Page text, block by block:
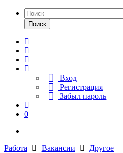
Поиск
Вход
Регистрация
Забыл пароль
0
Работа Вакансии Другое